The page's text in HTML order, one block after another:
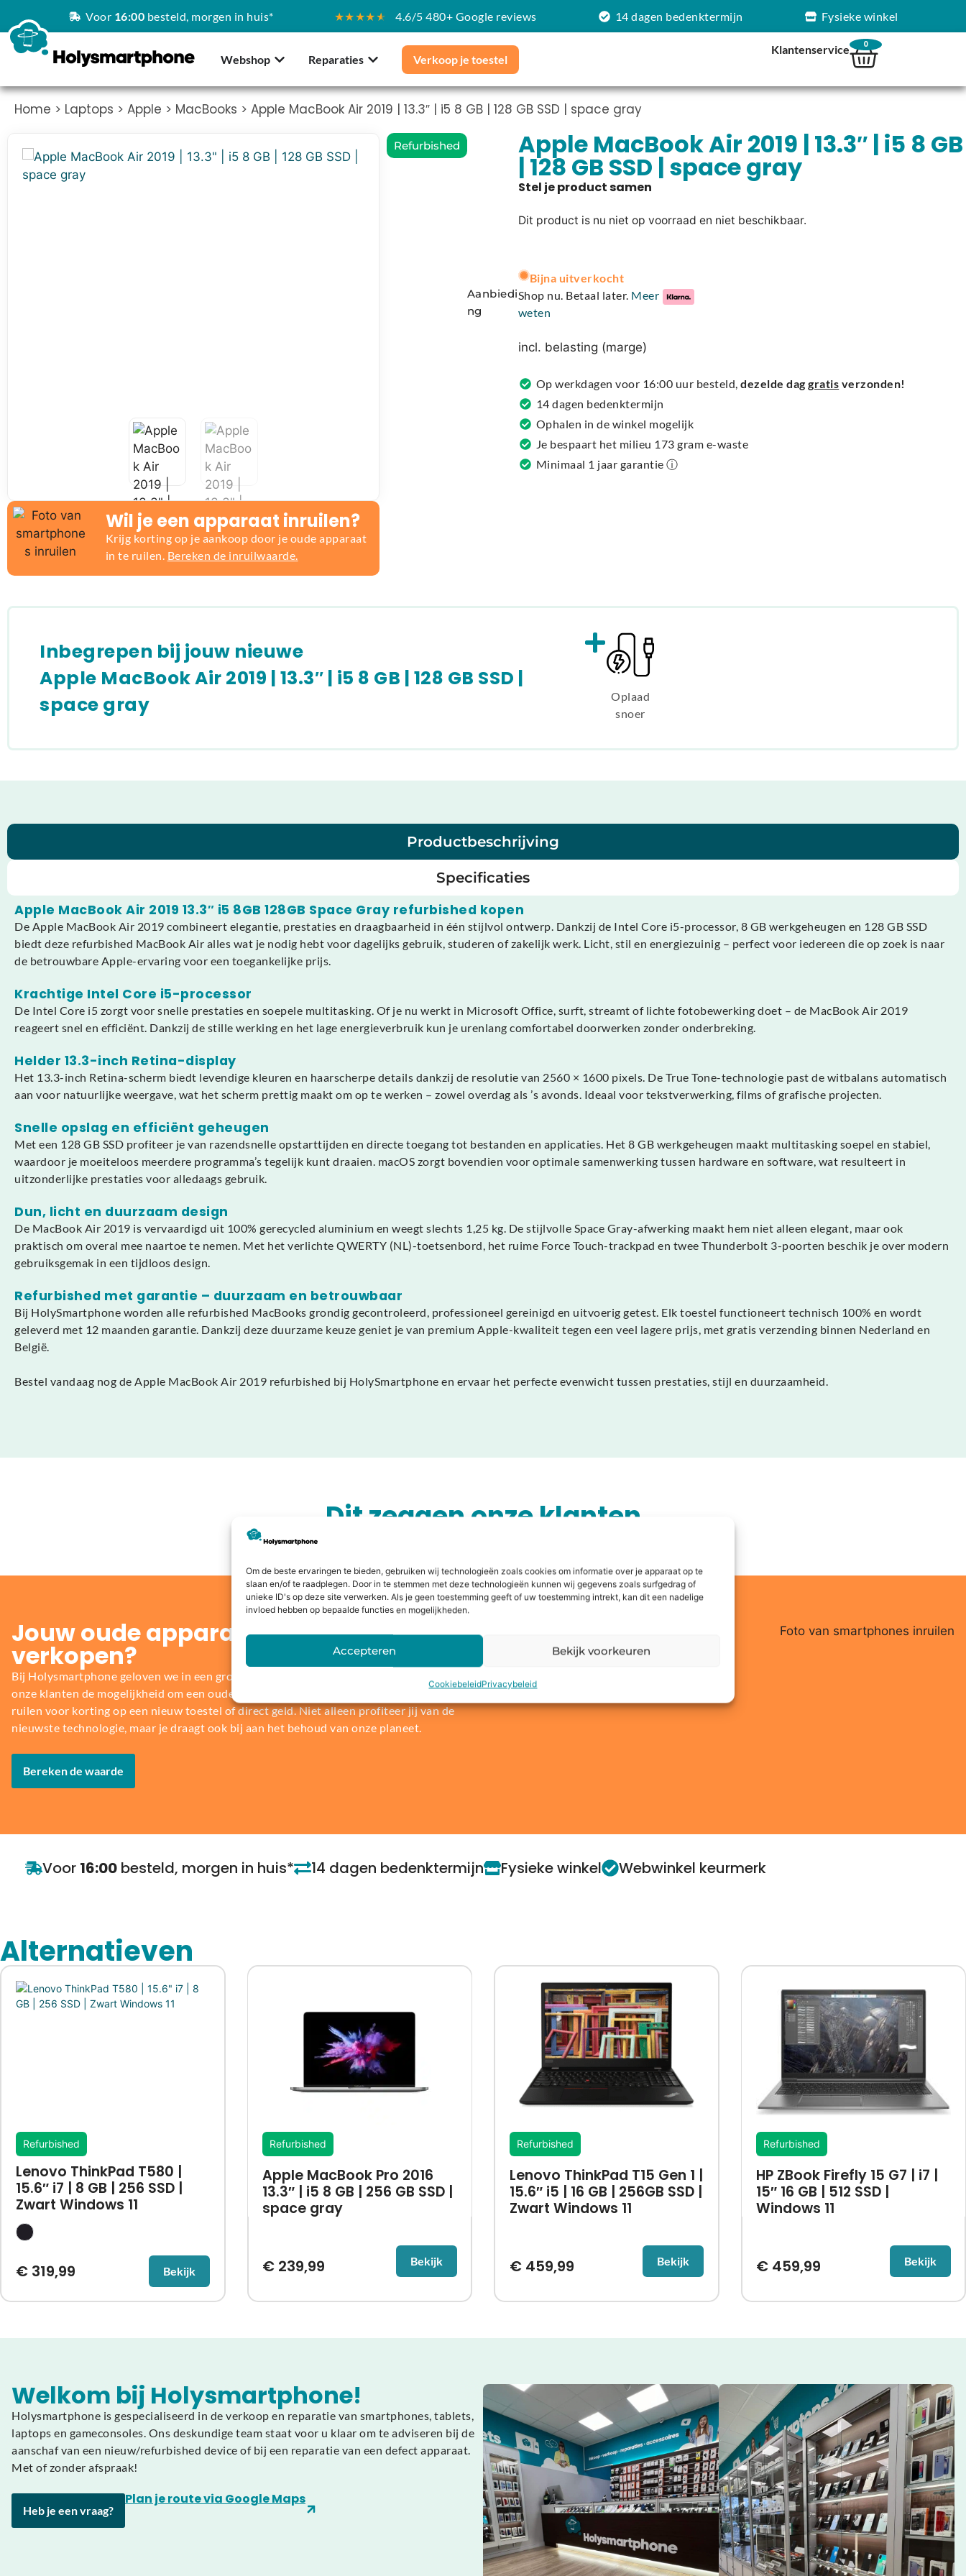
Om de beste ervaringen te bieden, gebruiken wij technologieën zoals cookies om informatie over je apparaat op te
slaan en/of te raadplegen. Door in te stemmen met deze technologieën kunnen wij gegevens zoals surfgedrag of
unieke ID's op deze site verwerken. Als je geen toestemming geeft of uw toestemming intrekt, kan dit een nadelige
invloed hebben op bepaalde functies en mogelijkheden.
Accepteren Bekijk voorkeuren
CookiebeleidPrivacybeleid
Voor 16:00 besteld, morgen in huis* ★★★★★ 4.6/5 480+ Google reviews 14 dagen bedenktermijn Fysieke winkel
Webshop Reparaties Verkoop je toestel
Klantenservice 0
Home > Laptops > Apple > MacBooks > Apple MacBook Air 2019 | 13.3″ | i5 8 GB | 128 GB SSD | space gray
Wil je een apparaat inruilen?
Krijg korting op je aankoop door je oude apparaat
in te ruilen. Bereken de inruilwaarde.
Refurbished
Aanbiedi
ng
Apple MacBook Air 2019 | 13.3″ | i5 8 GB
| 128 GB SSD | space gray
Dit product is nu niet op voorraad en niet beschikbaar.
l
t
e
n
t
i
v
e
:
Bijna uitverkocht
Shop nu. Betaal later. Meer
weten
incl. belasting (marge)
Op werkdagen voor 16:00 uur besteld,dezelde daggratis verzonden!
14 dagen bedenktermijn
Ophalen in de winkel mogelijk
Je bespaart het milieu 173 gram e-waste
Minimaal 1 jaar garantie ⓘ
Inbegrepen bij jouw nieuwe
Apple MacBook Air 2019 | 13.3″ | i5 8 GB | 128 GB SSD |
space gray
Oplaad
snoer
Productbeschrijving
Specificaties
Apple MacBook Air 2019 13.3″ i5 8GB 128GB Space Gray refurbished kopen
De Apple MacBook Air 2019 combineert elegantie, prestaties en draagbaarheid in één stijlvol ontwerp. Dankzij de Intel Core i5-processor, 8 GB werkgeheugen en 128 GB SSD
biedt deze refurbished MacBook Air alles wat je nodig hebt voor dagelijks gebruik, studeren of zakelijk werk. Licht, stil en energiezuinig – perfect voor iedereen die op zoek is naar
de betrouwbare Apple-ervaring voor een toegankelijke prijs.
Krachtige Intel Core i5-processor
De Intel Core i5 zorgt voor snelle prestaties en soepele multitasking. Of je nu werkt in Microsoft Office, surft, streamt of lichte fotobewerking doet – de MacBook Air 2019
reageert snel en efficiënt. Dankzij de stille werking en het lage energieverbruik kun je urenlang comfortabel doorwerken zonder onderbreking.
Helder 13.3-inch Retina-display
Het 13.3-inch Retina-scherm biedt levendige kleuren en haarscherpe details dankzij de resolutie van 2560 × 1600 pixels. De True Tone-technologie past de witbalans automatisch
aan voor natuurlijke weergave, wat het scherm prettig maakt om op te werken – zowel overdag als ’s avonds. Ideaal voor tekstverwerking, films of grafische projecten.
Snelle opslag en efficiënt geheugen
Met een 128 GB SSD profiteer je van razendsnelle opstarttijden en directe toegang tot bestanden en applicaties. Het 8 GB werkgeheugen maakt multitasking soepel en stabiel,
waardoor je moeiteloos meerdere programma’s tegelijk kunt draaien. macOS zorgt bovendien voor optimale samenwerking tussen hardware en software, wat resulteert in
uitzonderlijke prestaties voor alledaags gebruik.
Dun, licht en duurzaam design
De MacBook Air 2019 is vervaardigd uit 100% gerecycled aluminium en weegt slechts 1,25 kg. De stijlvolle Space Gray-afwerking maakt hem niet alleen elegant, maar ook
praktisch om overal mee naartoe te nemen. Met het verlichte QWERTY (NL)-toetsenbord, het ruime Force Touch-trackpad en twee Thunderbolt 3-poorten beschik je over modern
gebruiksgemak in een tijdloos design.
Refurbished met garantie – duurzaam en betrouwbaar
Bij HolySmartphone worden alle refurbished MacBooks grondig gecontroleerd, professioneel gereinigd en uitvoerig getest. Elk toestel functioneert technisch 100% en wordt
geleverd met 12 maanden garantie. Dankzij deze duurzame keuze geniet je van premium Apple-kwaliteit tegen een veel lagere prijs, met gratis verzending binnen Nederland en
België.
Bestel vandaag nog de Apple MacBook Air 2019 refurbished bij HolySmartphone en ervaar het perfecte evenwicht tussen prestaties, stijl en duurzaamheid.
Dit zeggen onze klanten
Jouw oude apparaat inruilen of
verkopen?
Bij Holysmartphone geloven we in een groene en duurzamere wereld. Daarom bieden wij
onze klanten de mogelijkheid om een oude smartphone, tablet, laptop of console in te
ruilen voor korting op een nieuw toestel of direct geld. Niet alleen profiteer jij van de
nieuwste technologie, maar je draagt ook bij aan het behoud van onze planeet.
Bereken de waarde
Voor 16:00 besteld, morgen in huis* 14 dagen bedenktermijn Fysieke winkel Webwinkel keurmerk
Alternatieven
Refurbished
Lenovo ThinkPad T580 |
15.6″ i7 | 8 GB | 256 SSD |
Zwart Windows 11
€319,99 Bekijk
Refurbished
Apple MacBook Pro 2016
13.3″ | i5 8 GB | 256 GB SSD |
space gray
€ 239,99 Bekijk
Refurbished
Lenovo ThinkPad T15 Gen 1 |
15.6″ i5 | 16 GB | 256GB SSD |
Zwart Windows 11
€459,99 Bekijk
Refurbished
HP ZBook Firefly 15 G7 | i7 |
15″ 16 GB | 512 SSD |
Windows 11
€ 459,99 Bekijk
Welkom bij Holysmartphone!
Holysmartphone is gespecialiseerd in de verkoop en reparatie van smartphones, tablets,
laptops en gameconsoles. Ons deskundige team staat voor u klaar om te adviseren bij de
aanschaf van een nieuw/refurbished device of bij een reparatie van een defect apparaat.
Met of zonder afspraak!
Heb je een vraag?
Plan je route via Google Maps